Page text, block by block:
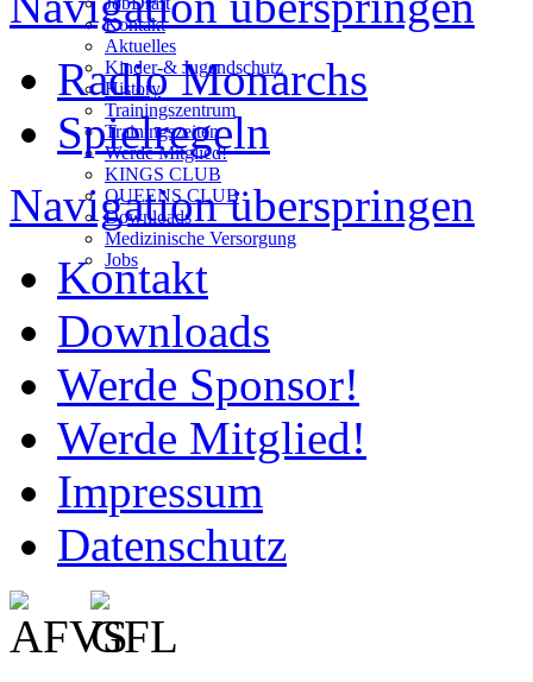
Kontakt
Aktuelles
Kinder-& Jugendschutz
History
Trainingszentrum
Trainingszeiten
Werde Mitglied!
KINGS CLUB
QUEENS CLUB
Downloads
Medizinische Versorgung
Jobs
Radio Monarchs
Spielregeln
Navigation überspringen
Kontakt
Downloads
Werde Sponsor!
Werde Mitglied!
Impressum
Datenschutz